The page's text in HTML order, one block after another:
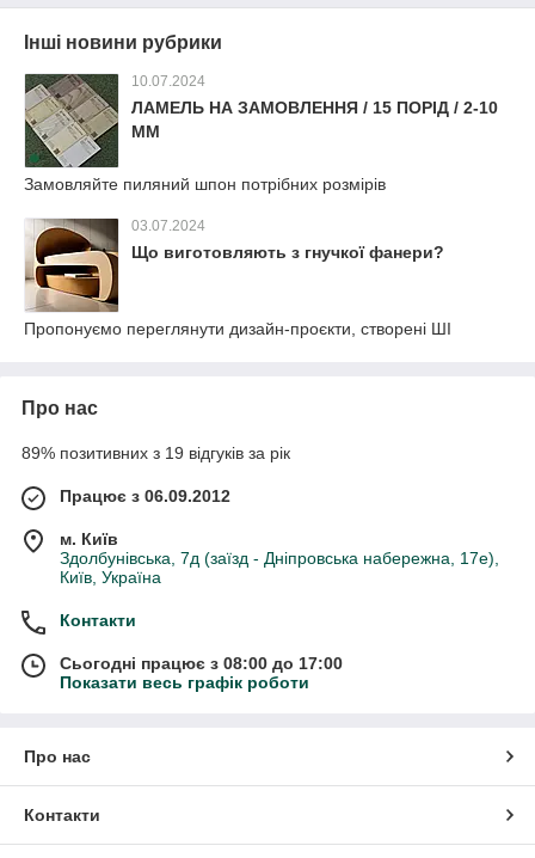
Інші новини рубрики
10.07.2024
ЛАМЕЛЬ НА ЗАМОВЛЕННЯ / 15 ПОРІД / 2-10
ММ
Замовляйте пиляний шпон потрібних розмірів
03.07.2024
Що виготовляють з гнучкої фанери?
Пропонуємо переглянути дизайн-проєкти, створені ШІ
Про нас
89% позитивних з 19 відгуків за рік
Працює з 06.09.2012
м. Київ
Здолбунівська, 7д (заїзд - Дніпровська набережна, 17е),
Київ, Україна
Контакти
Сьогодні працює з 08:00 до 17:00
Показати весь графік роботи
Про нас
Контакти